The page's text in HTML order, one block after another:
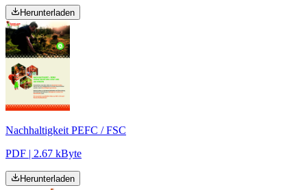
Herunterladen
Nachhaltigkeit PEFC / FSC
PDF | 2.67 kByte
Herunterladen